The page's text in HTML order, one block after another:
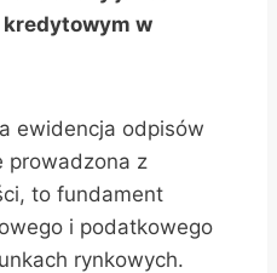
w
ewidencja odpisów
prowadzona z
to fundament
i podatkowego
rynkowych.